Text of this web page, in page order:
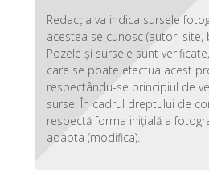
Redacția va indica sursele
acestea se cunosc (autor, site,
Pozele și sursele sunt
care se poate efectua acest
respectându-se principiul de
surse. În cadrul dreptului de
respectă forma inițială a
adapta (modifica).